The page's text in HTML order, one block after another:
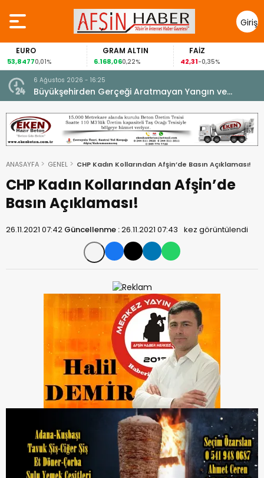
Giriş
Yap
EURO
53,84770,01%
GRAM ALTIN
6.168,060,22%
FAİZ
42,31-0,35%
6 Ağustos 2026 - 16:25
Büyükşehirden Gerçeği Aratmayan Yangın ve
Kurtarma Tatbikatı.
ANASAYFA GENEL CHP Kadın Kollarından Afşin’de Basın Açıklaması!
CHP Kadın Kollarından Afşin’de
Basın Açıklaması!
26.11.2021 07:42 Güncellenme :26.11.2021 07:43 kez görüntülendi